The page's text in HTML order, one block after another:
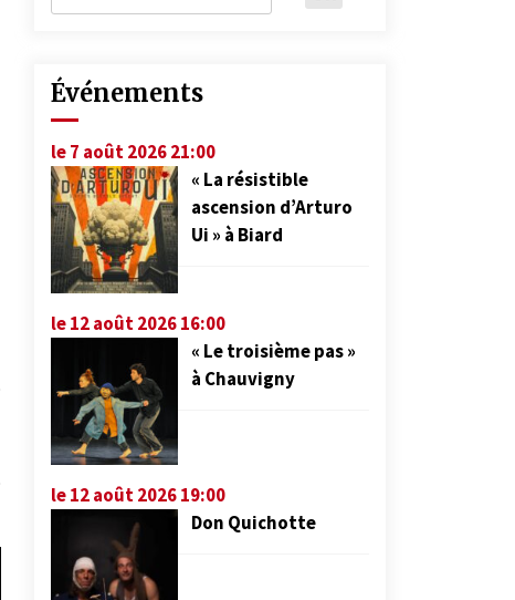
Événements
le 7 août 2026 21:00
« La résistible
ascension d’Arturo
Ui » à Biard
le 12 août 2026 16:00
« Le troisième pas »
à Chauvigny
le 12 août 2026 19:00
Don Quichotte